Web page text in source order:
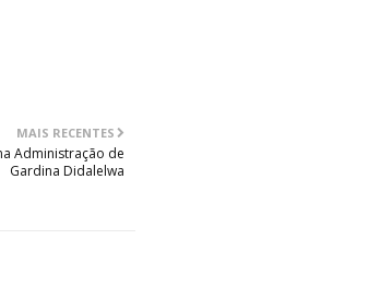
MAIS RECENTES
Administração de
Gardina Didalelwa